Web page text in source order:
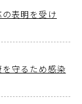
の表明を受け
守るため感染